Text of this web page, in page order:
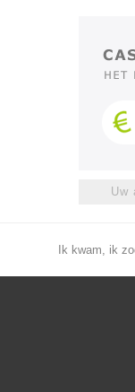
Uw
Ik kwam, ik